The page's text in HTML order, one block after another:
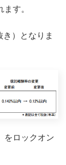
す。
）となりま
をロックオン